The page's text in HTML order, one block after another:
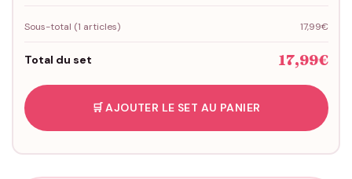
Sous-total (1 articles) 17,99€
Total du set 17,99€
🛒 AJOUTER LE SET AU PANIER